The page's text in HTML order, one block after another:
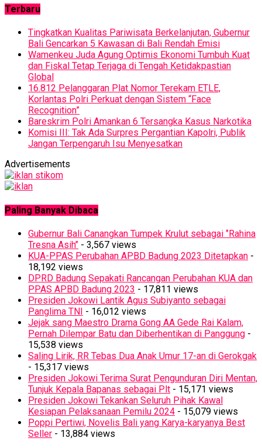
Terbaru
Tingkatkan Kualitas Pariwisata Berkelanjutan, Gubernur
Bali Gencarkan 5 Kawasan di Bali Rendah Emisi
Wamenkeu Juda Agung Optimis Ekonomi Tumbuh Kuat
dan Fiskal Tetap Terjaga di Tengah Ketidakpastian
Global
16.812 Pelanggaran Plat Nomor Terekam ETLE,
Korlantas Polri Perkuat dengan Sistem “Face
Recognition”
Bareskrim Polri Amankan 6 Tersangka Kasus Narkotika
Komisi III: Tak Ada Surpres Pergantian Kapolri, Publik
Jangan Terpengaruh Isu Menyesatkan
Advertisements
Paling Banyak Dibaca
Gubernur Bali Canangkan Tumpek Krulut sebagai ‘’Rahina
Tresna Asih’’ - 3,567 views
KUA-PPAS Perubahan APBD Badung 2023 Ditetapkan -
18,192 views
DPRD Badung Sepakati Rancangan Perubahan KUA dan
PPAS APBD Badung 2023 - 17,811 views
Presiden Jokowi Lantik Agus Subiyanto sebagai
Panglima TNI - 16,012 views
Jejak sang Maestro Drama Gong AA Gede Rai Kalam,
Pernah Dilempar Batu dan Diberhentikan di Panggung -
15,538 views
Saling Lirik, RR Tebas Dua Anak Umur 17-an di Gerokgak
- 15,317 views
Presiden Jokowi Terima Surat Pengunduran Diri Mentan,
Tunjuk Kepala Bapanas sebagai Plt - 15,171 views
Presiden Jokowi Tekankan Seluruh Pihak Kawal
Kesiapan Pelaksanaan Pemilu 2024 - 15,079 views
Poppi Pertiwi, Novelis Bali yang Karya-karyanya Best
Seller - 13,884 views